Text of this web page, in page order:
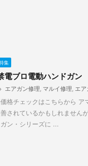
集
電ブロ電動ハンドガ
エアガン修理, マルイ修理, エ
格チェックはこちらから
されているかもしれません
ン・シリーズに ...